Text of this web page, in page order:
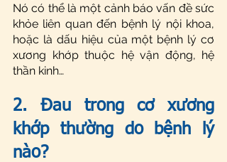
Nó có thể là một cảnh báo vấn đề sức
khỏe liên quan đến bệnh lý nội khoa,
hoặc là dấu hiệu của một bệnh lý cơ
xương khớp thuộc hệ vận động, hệ
thần kinh…
2. Đau trong cơ xương
khớp thường do bệnh lý
nào?